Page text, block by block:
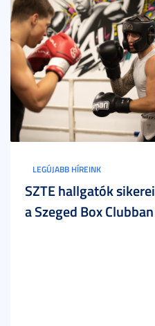
LEGÚJABB HÍREINK
SZTE hallgatók sikerei
a Szeged Box Clubban